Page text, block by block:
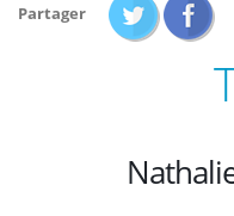
Partager